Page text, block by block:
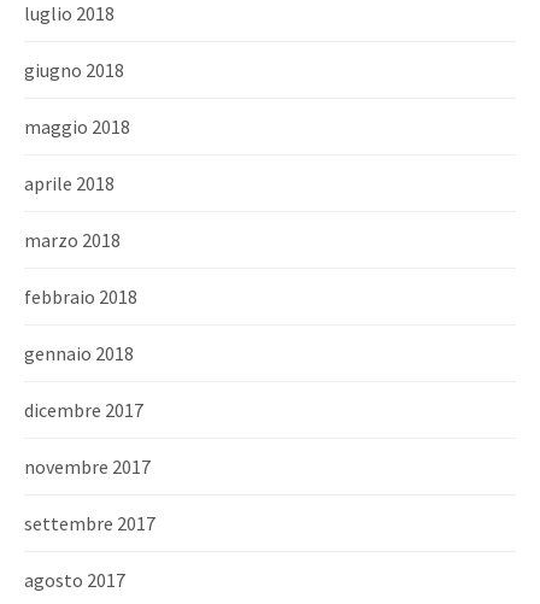
luglio 2018
giugno 2018
maggio 2018
aprile 2018
marzo 2018
febbraio 2018
gennaio 2018
dicembre 2017
novembre 2017
settembre 2017
agosto 2017